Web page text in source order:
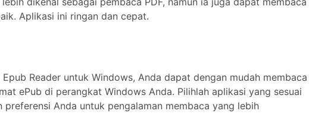
Aplikasi ini ringan dan cepat.
Reader untuk Windows, Anda dapat dengan mudah membaca
ePub di perangkat Windows Anda. Pilihlah aplikasi yang sesuai
preferensi Anda untuk pengalaman membaca yang lebih